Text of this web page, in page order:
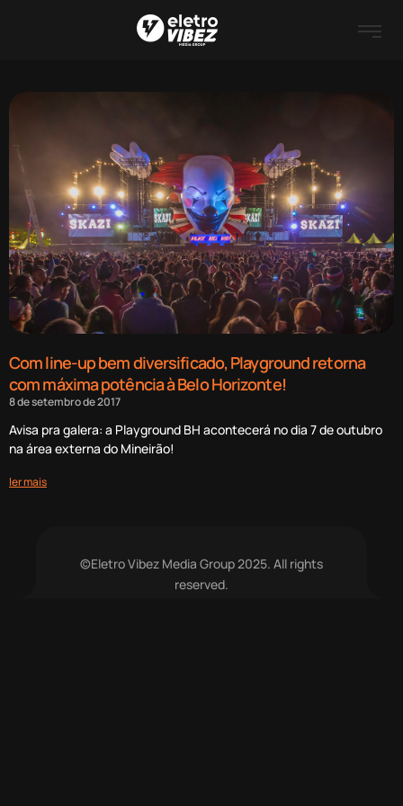
Com line-up bem diversificado, Playground retorna
com máxima potência à Belo Horizonte!
8 de setembro de 2017
Avisa pra galera: a Playground BH acontecerá no dia 7 de outubro
na área externa do Mineirão!
ler mais
©Eletro Vibez Media Group 2025. All rights
reserved.